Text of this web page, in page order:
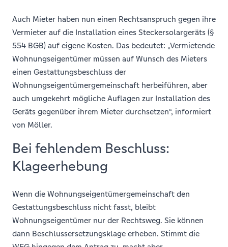
Auch Mieter haben nun einen Rechtsanspruch gegen ihre
Vermieter auf die Installation eines Steckersolargeräts (§
554 BGB) auf eigene Kosten. Das bedeutet: „Vermietende
Wohnungseigentümer müssen auf Wunsch des Mieters
einen Gestattungsbeschluss der
Wohnungseigentümergemeinschaft herbeiführen, aber
auch umgekehrt mögliche Auflagen zur Installation des
Geräts gegenüber ihrem Mieter durchsetzen“, informiert
von Möller.
Bei fehlendem Beschluss:
Klageerhebung
Wenn die Wohnungseigentümergemeinschaft den
Gestattungsbeschluss nicht fasst, bleibt
Wohnungseigentümer nur der Rechtsweg. Sie können
dann Beschlussersetzungsklage erheben. Stimmt die